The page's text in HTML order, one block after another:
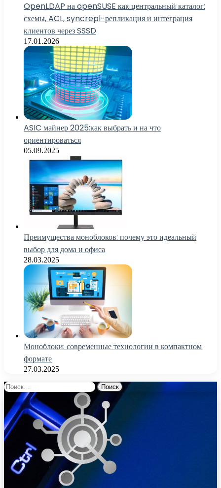
OpenLDAP на openSUSE как центральный каталог:
схемы, ACL, syncrepl-репликация и интеграция
клиентов через SSSD
17.01.2026
ASIC майнер 2025:как выбрать и на что
ориентироваться
05.09.2025
Преимущества моноблоков: почему это идеальный
выбор для дома и офиса
28.03.2025
Моноблоки: современные технологии в компактном
формате
27.03.2025
Найти: